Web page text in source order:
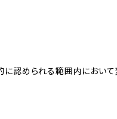
に認められる範囲内におい